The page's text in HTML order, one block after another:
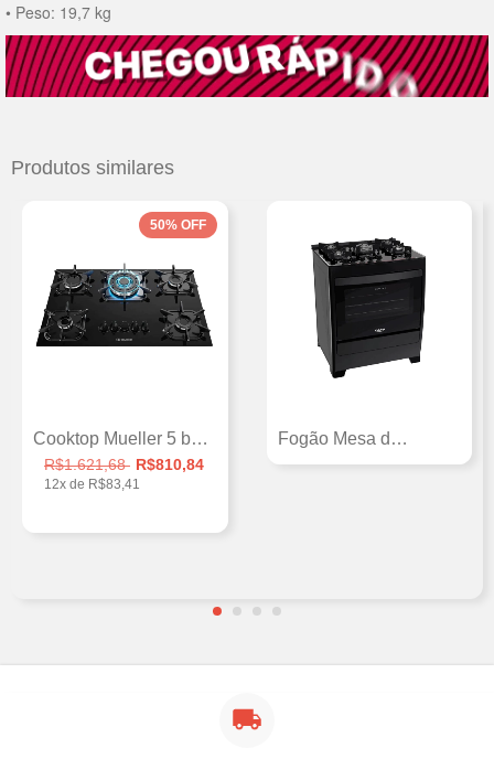
• Peso: 19,7 kg
Produtos similares
50% OFF
Cooktop Mueller 5 bocas Preto com Queima...
R$1.621,68 R$810,84
12x de R$83,41
Fogão Mesa de Vidro Supreme Glass 05 Boc...